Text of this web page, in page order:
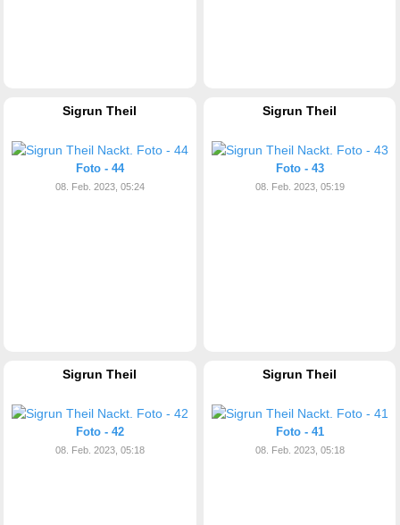
Sigrun Theil
Foto - 44
08. Feb. 2023, 05:24
Sigrun Theil
Foto - 43
08. Feb. 2023, 05:19
Sigrun Theil
Foto - 42
08. Feb. 2023, 05:18
Sigrun Theil
Foto - 41
08. Feb. 2023, 05:18